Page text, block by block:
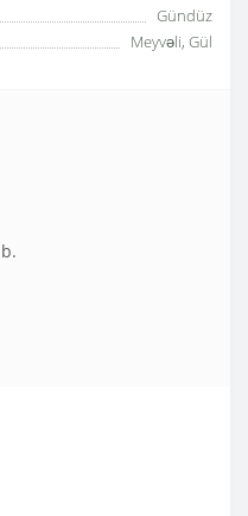
Gündüz
Meyvəli, Gül